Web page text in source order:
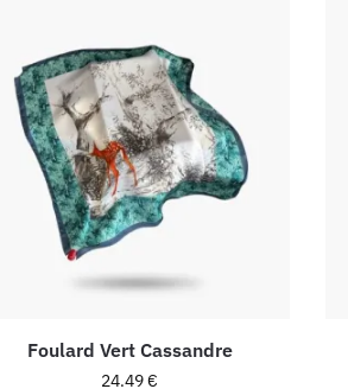
Foulard Vert Cassandre
24.49€